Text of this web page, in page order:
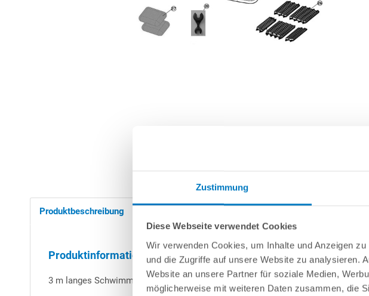
Zustimmung
Diese Webseite verwendet Cookies
Wir verwenden Cookies, um Inhalte und Anzeigen
und die Zugriffe auf unsere Website zu analysieren.
Website an unsere Partner für soziale Medien,
möglicherweise mit weiteren Daten zusammen, die
Produktbeschreibung
Produktinformationen "Schwimmkabel | 3 m"
3 m langes Schwimmkabel passend für Poolroboter Warrior 4.0, Warrior Next,